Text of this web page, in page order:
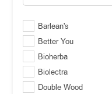
Barlean's
Better You
Bioherba
Biolectra
Double Wood